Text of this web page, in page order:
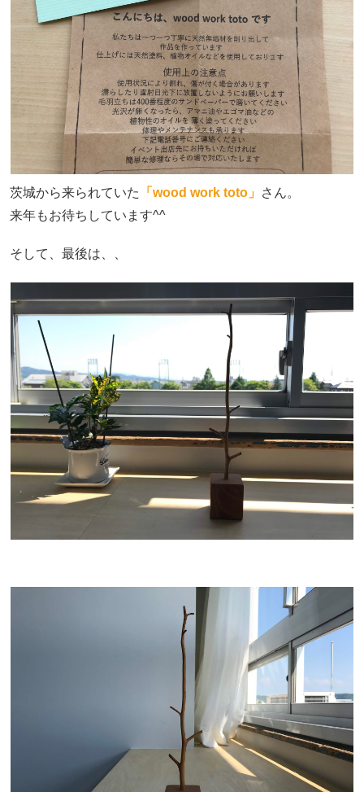
茨城から来られていた 「wood work toto」 さん。
来年もお待ちしています^^
そして、最後は、、